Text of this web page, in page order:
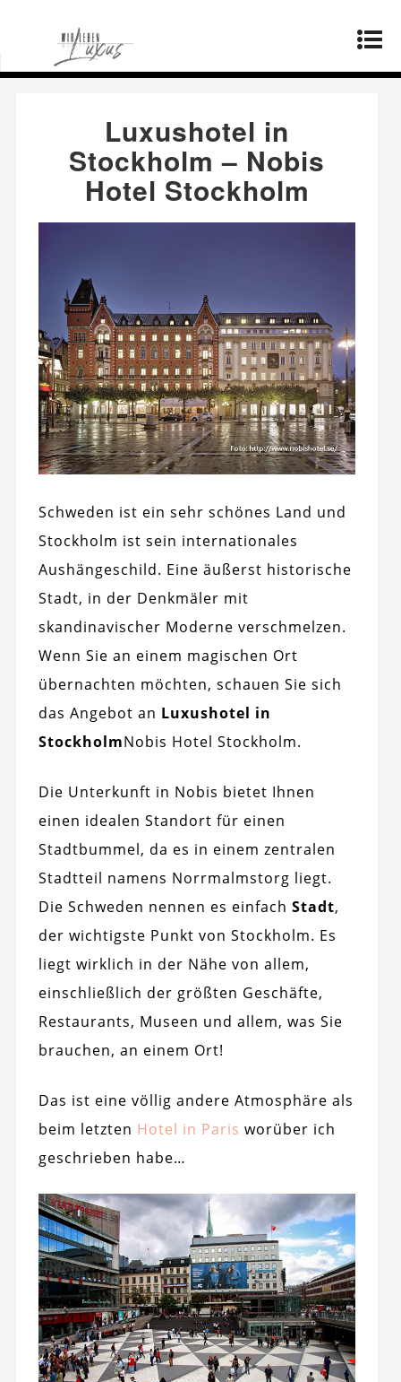
Startseite»
Stockholm – Nobis Hotel Stockholm
Luxushotel in
Stockholm – Nobis
Hotel Stockholm
Schweden ist ein sehr schönes Land und
Stockholm ist sein internationales
Aushängeschild. Eine äußerst historische
Stadt, in der Denkmäler mit
skandinavischer Moderne verschmelzen.
Wenn Sie an einem magischen Ort
übernachten möchten, schauen Sie sich
das Angebot an Luxushotel in
StockholmNobis Hotel Stockholm.
Die Unterkunft in Nobis bietet Ihnen
einen idealen Standort für einen
Stadtbummel, da es in einem zentralen
Stadtteil namens Norrmalmstorg liegt.
Die Schweden nennen es einfach Stadt,
der wichtigste Punkt von Stockholm. Es
liegt wirklich in der Nähe von allem,
einschließlich der größten Geschäfte,
Restaurants, Museen und allem, was Sie
brauchen, an einem Ort!
Das ist eine völlig andere Atmosphäre als
beim letzten Hotel in Paris worüber ich
geschrieben habe…